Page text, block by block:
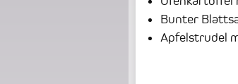
Bunter
Apfelstrudel